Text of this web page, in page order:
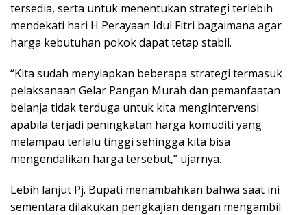
tersedia, serta untuk menentukan strategi terlebih
mendekati hari H Perayaan Idul Fitri bagaimana agar
harga kebutuhan pokok dapat tetap stabil.
“Kita sudah menyiapkan beberapa strategi termasuk
pelaksanaan Gelar Pangan Murah dan pemanfaatan
belanja tidak terduga untuk kita mengintervensi
apabila terjadi peningkatan harga komuditi yang
melampau terlalu tinggi sehingga kita bisa
mengendalikan harga tersebut,” ujarnya.
Lebih lanjut Pj. Bupati menambahkan bahwa saat ini
sementara dilakukan pengkajian dengan mengambil